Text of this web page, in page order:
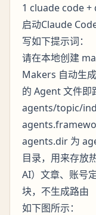
1 cluade code +
启动Claude
写如下提示词：
请在本地创建
Makers 自动生
的 Agent 文件即
agents/topic/
agents.dir 为
目录，用来存放
AI）文章、账号
块，不生成路由
如下图所示：